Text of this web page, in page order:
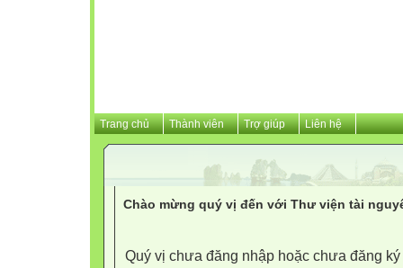
Trang chủ Thành viên Trợ giúp Liên hệ
Chào mừng quý vị đến với Thư viện tài
Quý vị chưa đăng nhập hoặc chưa đăng